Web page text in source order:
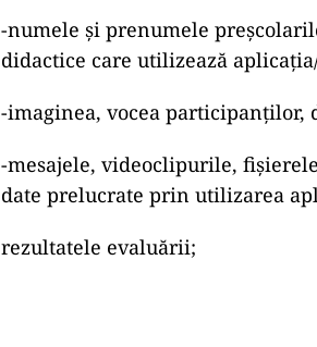
-numele și prenumele
didactice care utilizează
-imaginea, vocea participanților,
-mesajele, videoclipurile,
date prelucrate prin utilizarea
rezultatele evaluării;